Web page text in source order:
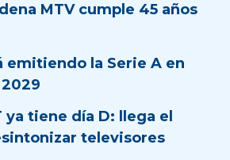
MTV cumple 45 años
emitiendo la Serie A en
ya tiene día D: llega el
televisores